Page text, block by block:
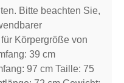
Bitte beachten Sie,
Körpergröße von
39 cm
97 cm Taille: 75